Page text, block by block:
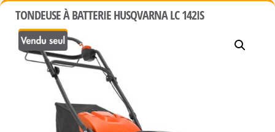
TONDEUSE À BATTERIE HUSQVARNA LC 142IS